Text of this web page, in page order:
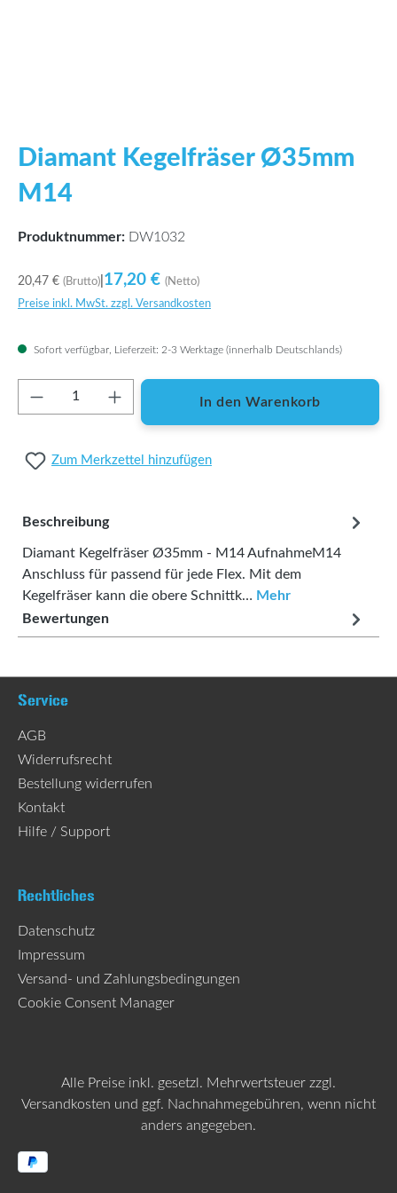
Diamant Kegelfräser Ø35mm
M14
Produktnummer: DW1032
20,47 € (Brutto) 17,20 € (Netto)
Preise inkl. MwSt. zzgl. Versandkosten
Sofort verfügbar, Lieferzeit: 2-3 Werktage (innerhalb Deutschlands)
Produkt Anzahl: Gib den gewünschten
In den Warenkorb
Zum Merkzettel hinzufügen
Beschreibung
Diamant Kegelfräser Ø35mm - M14 AufnahmeM14
Anschluss für passend für jede Flex. Mit dem
Kegelfräser kann die obere Schnittk… Mehr
Bewertungen
Service
AGB
Widerrufsrecht
Bestellung widerrufen
Kontakt
Hilfe / Support
Rechtliches
Datenschutz
Impressum
Versand- und Zahlungsbedingungen
Cookie Consent Manager
Alle Preise inkl. gesetzl. Mehrwertsteuer zzgl.
Versandkosten und ggf. Nachnahmegebühren, wenn nicht
anders angegeben.